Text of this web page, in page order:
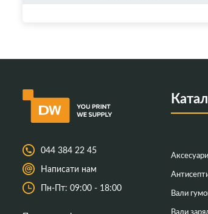
044 384 22 45
Написати нам
Пн-Пт: 09:00 - 18:00
Аксесуари
Вали
Вали